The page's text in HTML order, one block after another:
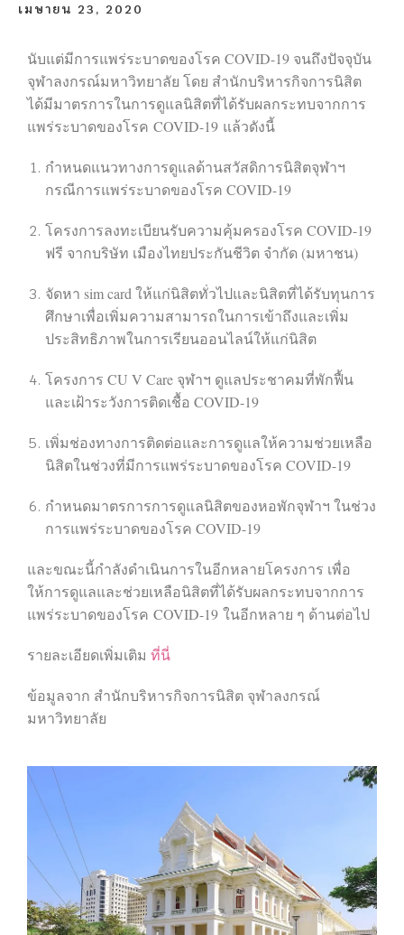
เมษายน 23, 2020
นับแต่มีการแพร่ระบาดของโรค COVID-19 จนถึงปัจจุบัน
จุฬาลงกรณ์มหาวิทยาลัย โดย สำนักบริหารกิจการนิสิต
ได้มีมาตรการในการดูแลนิสิตที่ได้รับผลกระทบจากการ
แพร่ระบาดของโรค COVID-19 แล้วดังนี้
กำหนดแนวทางการดูแลด้านสวัสดิการนิสิตจุฬาฯ
กรณีการแพร่ระบาดของโรค COVID-19
โครงการลงทะเบียนรับความคุ้มครองโรค COVID-19
ฟรี จากบริษัท เมืองไทยประกันชีวิต จำกัด (มหาชน)
จัดหา sim card ให้แก่นิสิตทั่วไปและนิสิตที่ได้รับทุนการ
ศึกษาเพื่อเพิ่มความสามารถในการเข้าถึงและเพิ่ม
ประสิทธิภาพในการเรียนออนไลน์ให้แก่นิสิต
โครงการ CU V Care จุฬาฯ ดูแลประชาคมที่พักฟื้น
และเฝ้าระวังการติดเชื้อ COVID-19
เพิ่มช่องทางการติดต่อและการดูแลให้ความช่วยเหลือ
นิสิตในช่วงที่มีการแพร่ระบาดของโรค COVID-19
กำหนดมาตรการการดูแลนิสิตของหอพักจุฬาฯ ในช่วง
การแพร่ระบาดของโรค COVID-19
และขณะนี้กำลังดำเนินการในอีกหลายโครงการ เพื่อ
ให้การดูแลและช่วยเหลือนิสิตที่ได้รับผลกระทบจากการ
แพร่ระบาดของโรค COVID-19 ในอีกหลาย ๆ ด้านต่อไป
รายละเอียดเพิ่มเติม ที่นี่
ข้อมูลจาก สำนักบริหารกิจการนิสิต จุฬาลงกรณ์
มหาวิทยาลัย